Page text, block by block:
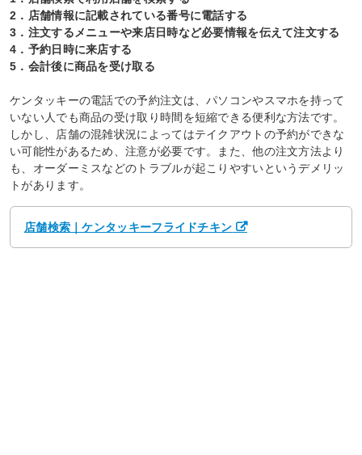
2．店舗情報に記載されている番号に電話する
3．注文するメニューや来店日時など必要情報を伝えて注文する
4．予約日時に来店する
5．会計後に商品を受け取る
ケンタッキーの電話での予約注文は、パソコンやスマホを持って
いない人でも商品の受け取り時間を短縮できる便利な方法です。
しかし、店舗の混雑状況によってはテイクアウトの予約ができな
い可能性があるため、注意が必要です。また、他の注文方法より
も、オーダーミスなどのトラブルが起こりやすいというデメリッ
トがあります。
店舗検索｜ケンタッキーフライドチキン